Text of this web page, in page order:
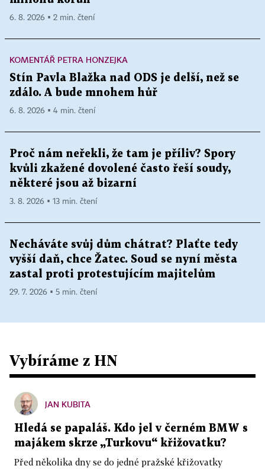
6. 8. 2026 ▪ 2 min. čtení
KOMENTÁŘ PETRA HONZEJKA
Stín Pavla Blažka nad ODS je delší, než se
zdálo. A bude mnohem hůř
6. 8. 2026 ▪ 4 min. čtení
Proč nám neřekli, že tam je příliv? Spory
kvůli zkažené dovolené často řeší soudy,
některé jsou až bizarní
3. 8. 2026 ▪ 13 min. čtení
Necháváte svůj dům chátrat? Plaťte tedy
vyšší daň, chce Žatec. Soud se nyní města
zastal proti protestujícím majitelům
29. 7. 2026 ▪ 5 min. čtení
Vybíráme z HN
JAN KUBITA
Hledá se papaláš. Kdo jel v černém BMW s
majákem skrze „Turkovu“ křižovatku?
Před několika dny se do jedné pražské křižovatky